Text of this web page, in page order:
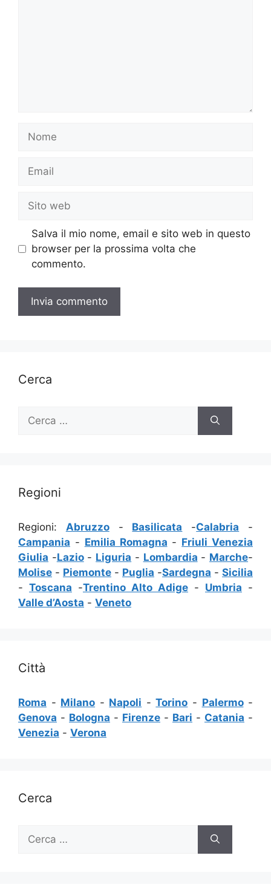
Nome
Email
Sito
web
Salva il mio nome, email e sito web in questo
browser per la prossima volta che
commento.
Cerca
per:
Regioni
Regioni: Abruzzo- Basilicata -Calabria -
Campania - Emilia Romagna - Friuli Venezia
Giulia -Lazio- Liguria - Lombardia - Marche-
Molise - Piemonte - Puglia -Sardegna - Sicilia
- Toscana -Trentino Alto Adige - Umbria -
Valle d’Aosta - Veneto
Città
Roma - Milano - Napoli -Torino - Palermo-
Genova - Bologna - Firenze - Bari - Catania -
Venezia - Verona
Cerca
per: